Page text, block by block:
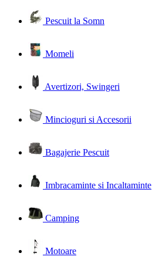
Pescuit la Somn
Momeli
Avertizori, Swingeri
Mincioguri si Accesorii
Bagajerie Pescuit
Imbracaminte si Incaltaminte
Camping
Motoare